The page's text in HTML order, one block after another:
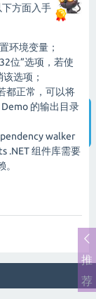
智能客服
方面入手
环境变量；
位”选项，若使
选项；
都正常，可以将
的输出目录
walker
.NET 组件库需要